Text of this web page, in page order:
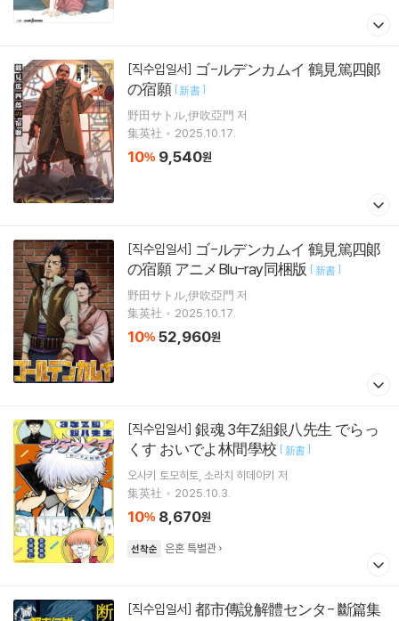
[직수입일서]
の宿願 [新書]
野田サトル,伊吹亞門 저
集英社
2025.10.17.
10% 9,540원
[직수입일서]
の宿願 アニメBlu-ray同梱版 [ 新書]
野田サトル,伊吹亞門 저
集英社
2025.10.17.
10% 52,960원
[직수입일서] 銀魂 3年Z組銀八先生 でらっ
くす おいでよ林間學校 [ 新書]
오사키 토모히토 소라치 히데아키 저
集英社
2025.10.3.
10% 8,670원
선착순 은혼 특별관
[직수입일서] 都市傳說解體センタ- 斷篇集